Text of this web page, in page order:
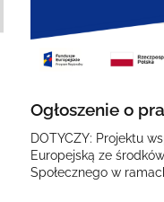
Ogłoszenie o
DOTYCZY: Projektu
Europejską ze
Społecznego w